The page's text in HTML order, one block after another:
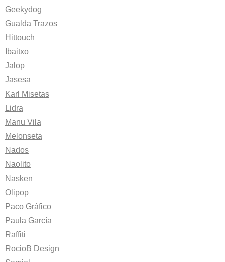
Geekydog
Gualda Trazos
Hittouch
Ibaitxo
Jalop
Jasesa
Karl Misetas
Lidra
Manu Vila
Melonseta
Nados
Naolito
Nasken
Olipop
Paco Gráfico
Paula García
Raffiti
RocioB Design